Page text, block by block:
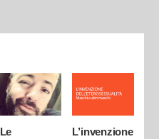
Le
L’invenzione